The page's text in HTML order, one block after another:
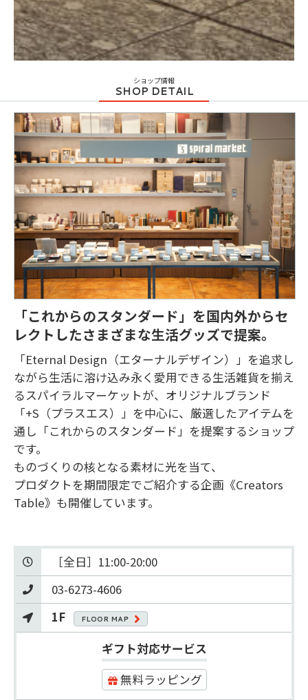
ショップ情報
「これからのスタンダード」を国内外からセ
レクトしたさまざまな生活グッズで提案。
「Eternal Design（エターナルデザイン）」を追求し
ながら生活に溶け込み永く愛用できる生活雑貨を揃え
るスパイラルマーケットが、オリジナルブランド
「+S（プラスエス）」を中心に、厳選したアイテムを
通し「これからのスタンダード」を提案するショップ
です。
ものづくりの核となる素材に光を当て、
プロダクトを期間限定でご紹介する企画《Creators
Table》も開催しています。
03-6273-4606
1F
FLOOR MAP
ギフト対応サービス
無料ラッピング